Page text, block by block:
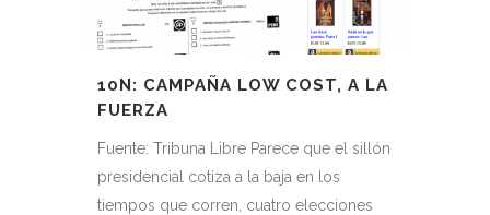
10N: CAMPAÑA LOW COST, A LA
FUERZA
Fuente: Tribuna Libre Parece que el sillón
presidencial cotiza a la baja en los
tiempos que corren, cuatro elecciones